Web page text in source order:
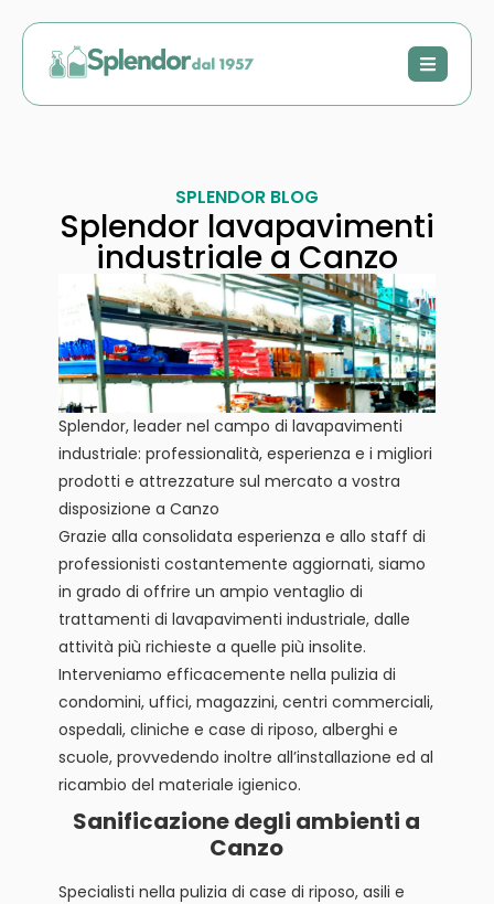
SPLENDOR BLOG
Splendor lavapavimenti
industriale a Canzo
Splendor, leader nel campo di lavapavimenti
industriale: professionalità, esperienza e i migliori
prodotti e attrezzature sul mercato a vostra
disposizione a Canzo
Grazie alla consolidata esperienza e allo staff di
professionisti costantemente aggiornati, siamo
in grado di offrire un ampio ventaglio di
trattamenti di lavapavimenti industriale, dalle
attività più richieste a quelle più insolite.
Interveniamo efficacemente nella pulizia di
condomini, uffici, magazzini, centri commerciali,
ospedali, cliniche e case di riposo, alberghi e
scuole, provvedendo inoltre all’installazione ed al
ricambio del materiale igienico.
Sanificazione degli ambienti a
Canzo
Specialisti nella pulizia di case di riposo, asili e